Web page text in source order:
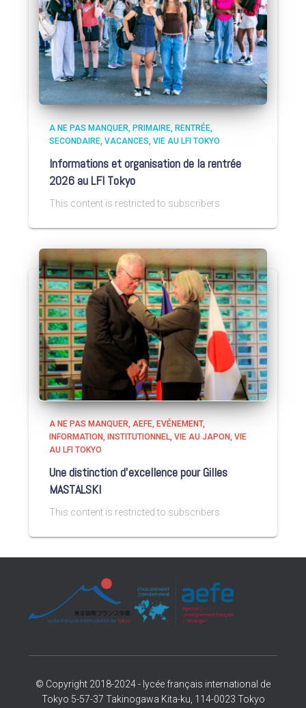
A NE PAS MANQUER PRIMAIRE RENTRÉE
SECONDAIRE VACANCES VIE AU LFI TOKYO
Informations et organisation de la rentrée
2026 au LFI Tokyo
This content is restricted to subscribers
A NE PAS MANQUER AEFE EVÉNEMENT
INFORMATION
INSTITUTIONNEL VIE AU JAPON VIE
AU LFI TOKYO
Une distinction d’excellence pour Gilles
MASTALSKI
This content is restricted to subscribers
© Copyright 2018-2024 - lycée français international de
Tokyo 5-57-37 Takinogawa Kita-ku, 114-0023 Tokyo